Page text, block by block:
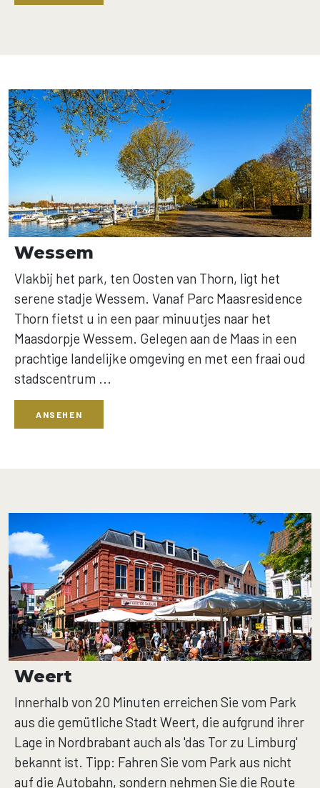
Wessem
Vlakbij het park, ten Oosten van Thorn, ligt het
serene stadje Wessem. Vanaf Parc Maasresidence
Thorn fietst u in een paar minuutjes naar het
Maasdorpje Wessem. Gelegen aan de Maas in een
prachtige landelijke omgeving en met een fraai oud
stadscentrum ...
ANSEHEN
Weert
Innerhalb von 20 Minuten erreichen Sie vom Park
aus die gemütliche Stadt Weert, die aufgrund ihrer
Lage in Nordbrabant auch als 'das Tor zu Limburg'
bekannt ist. Tipp: Fahren Sie vom Park aus nicht
auf die Autobahn, sondern nehmen Sie die Route